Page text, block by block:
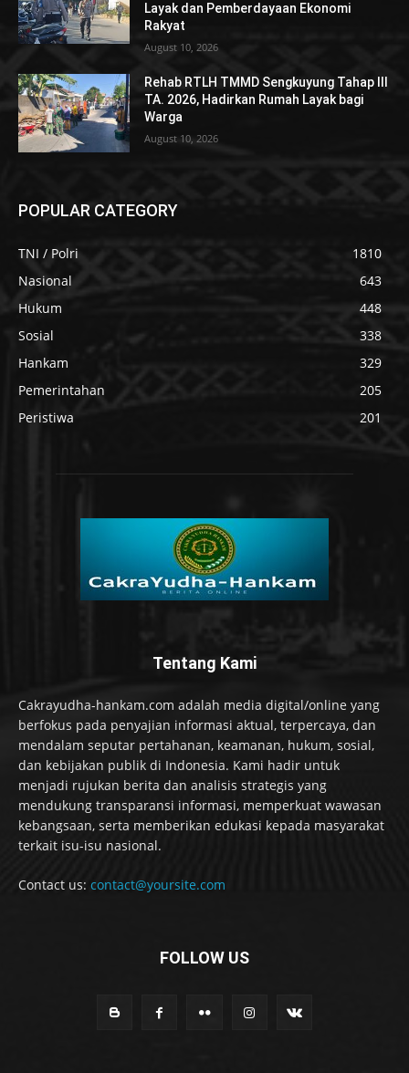
Layak dan Pemberdayaan Ekonomi
Rakyat
August 10, 2026
Rehab RTLH TMMD Sengkuyung Tahap III
TA. 2026, Hadirkan Rumah Layak bagi
Warga
August 10, 2026
POPULAR CATEGORY
TNI / Polri
1810
Nasional
643
Hukum
448
Sosial
338
Hankam
329
Pemerintahan
205
Peristiwa
201
Tentang Kami
Cakrayudha-hankam.com adalah media digital/online yang
berfokus pada penyajian informasi aktual, terpercaya, dan
mendalam seputar pertahanan, keamanan, hukum, sosial,
dan kebijakan publik di Indonesia. Kami hadir untuk
menjadi rujukan berita dan analisis strategis yang
mendukung transparansi informasi, memperkuat wawasan
kebangsaan, serta memberikan edukasi kepada masyarakat
terkait isu-isu nasional.
Contact us: contact@yoursite.com
FOLLOW US